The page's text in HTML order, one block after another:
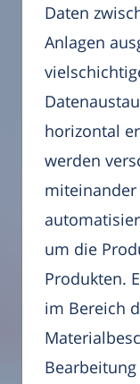
Daten
Anlagen
horizontal
werden
um die
Produkten.
im Bereich